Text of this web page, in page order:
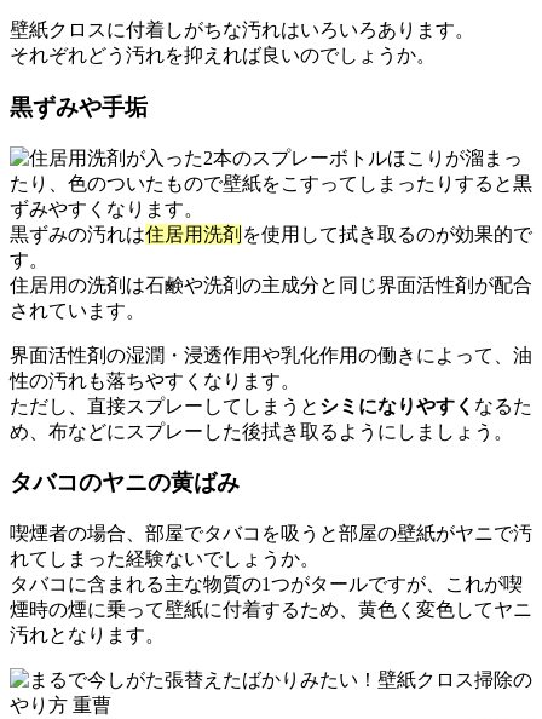
壁紙クロスに付着しがちな汚れはいろいろあります。
それぞれどう汚れを抑えれば良いのでしょうか。
黒ずみや手垢
ほこりが溜まっ
たり、色のついたもので壁紙をこすってしまったりすると黒
ずみやすくなります。
黒ずみの汚れは住居用洗剤 を使用して拭き取るのが効果的で
す。
住居用の洗剤は石鹸や洗剤の主成分と同じ界面活性剤が配合
されています。
界面活性剤の湿潤・浸透作用や乳化作用の働きによって、油
性の汚れも落ちやすくなります。
ただし、直接スプレーしてしまうと シミになりやすく なるた
め、布などにスプレーした後拭き取るようにしましょう。
タバコのヤニの黄ばみ
喫煙者の場合、部屋でタバコを吸うと部屋の壁紙がヤニで汚
れてしまった経験ないでしょうか。
タバコに含まれる主な物質の1つがタールですが、これが喫
煙時の煙に乗って壁紙に付着するため、黄色く変色してヤニ
汚れとなります。